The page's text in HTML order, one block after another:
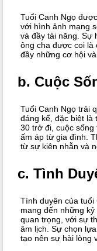
Tuổi Canh Ngọ
với hình ảnh mạng
và đầy tài năng. Sự
ông cha được coi là
đầy những cơ hội và
b. Cuộc
Tuổi Canh Ngọ trải
đáng kể, đặc biệt là
30 trở đi, cuộc
ấm áp từ gia đình.
từ sự kiên nhẫn và
c.Tình
Tình duyên của tuổi
mang đến những
quan trọng, với sự
âm lịch. Sự chọn
tạo nên sự hài lòng